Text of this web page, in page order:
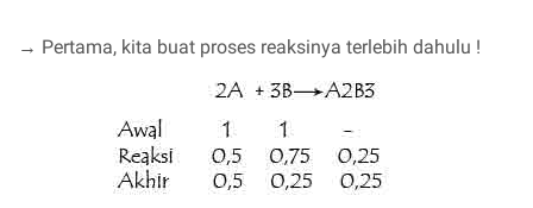
→ Pertama, kita buat proses reaksinya terlebih dahulu !